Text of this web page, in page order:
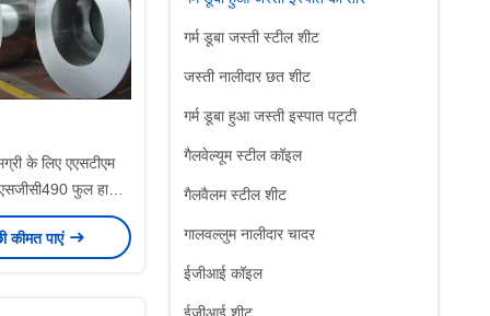
गर्म डूबा जस्ती स्टील शीट
जस्ती नालीदार छत शीट
गर्म डूबा हुआ जस्ती इस्पात पट्टी
गैलवेल्यूम स्टील कॉइल
गैलवैलम स्टील शीट
गालवल्लुम नालीदार चादर
ईजीआई कॉइल
के लिए एएसटीएम
फुल हार्ड
स्टील कॉइल
कीमत पाएं